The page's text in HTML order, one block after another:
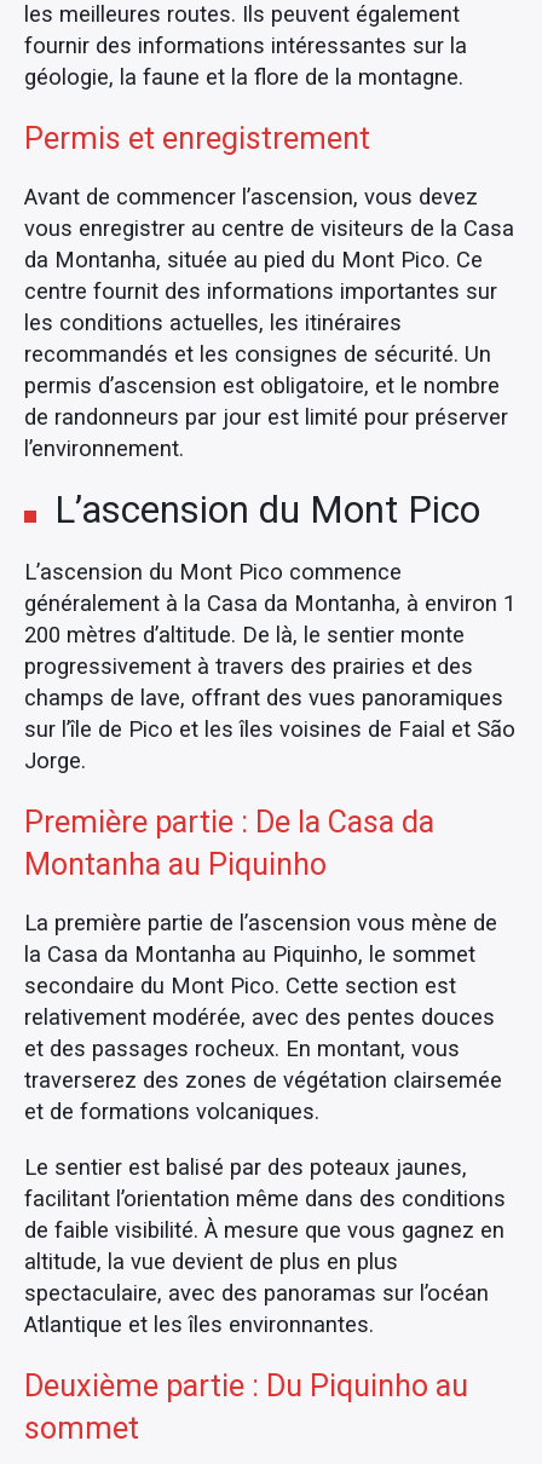
les meilleures routes. Ils peuvent également
fournir des informations intéressantes sur la
géologie, la faune et la flore de la montagne.
Permis et enregistrement
Avant de commencer l’ascension, vous devez
vous enregistrer au centre de visiteurs de la Casa
da Montanha, située au pied du Mont Pico. Ce
centre fournit des informations importantes sur
les conditions actuelles, les itinéraires
recommandés et les consignes de sécurité. Un
permis d’ascension est obligatoire, et le nombre
de randonneurs par jour est limité pour préserver
l’environnement.
L’ascension du Mont Pico
L’ascension du Mont Pico commence
généralement à la Casa da Montanha, à environ 1
200 mètres d’altitude. De là, le sentier monte
progressivement à travers des prairies et des
champs de lave, offrant des vues panoramiques
sur l’île de Pico et les îles voisines de Faial et São
Jorge.
Première partie : De la Casa da
Montanha au Piquinho
La première partie de l’ascension vous mène de
la Casa da Montanha au Piquinho, le sommet
secondaire du Mont Pico. Cette section est
relativement modérée, avec des pentes douces
et des passages rocheux. En montant, vous
traverserez des zones de végétation clairsemée
et de formations volcaniques.
Le sentier est balisé par des poteaux jaunes,
facilitant l’orientation même dans des conditions
de faible visibilité. À mesure que vous gagnez en
altitude, la vue devient de plus en plus
spectaculaire, avec des panoramas sur l’océan
Atlantique et les îles environnantes.
Deuxième partie : Du Piquinho au
sommet